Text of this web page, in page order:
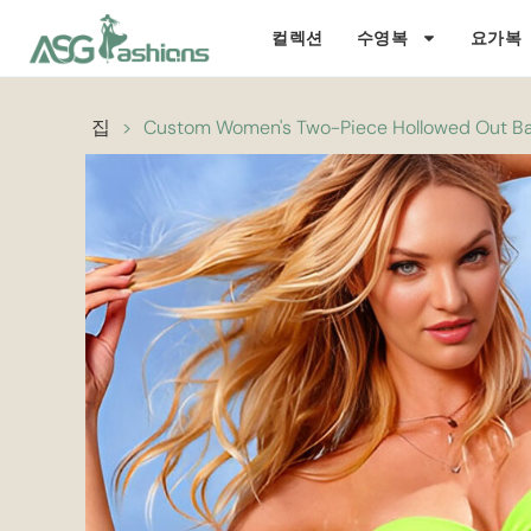
컬렉션 수영복 요가복
집 > Custom Women's Two-Piece Hollowed Out